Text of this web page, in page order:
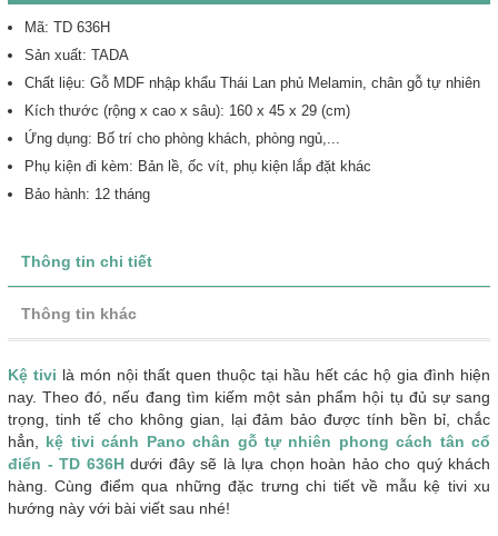
Mã: TD 636H
Sản xuất: TADA
Chất liệu: Gỗ MDF nhập khẩu Thái Lan phủ Melamin, chân gỗ tự nhiên
Kích thước (rộng x cao x sâu): 160 x 45 x 29 (cm)
Ứng dụng: Bố trí cho phòng khách, phòng ngủ,...
Phụ kiện đi kèm: Bản lề, ốc vít, phụ kiện lắp đặt khác
Bảo hành: 12 tháng
Thông tin chi tiết
Thông tin khác
Kệ tivi là món nội thất quen thuộc tại hầu hết các hộ gia đình hiện
nay. Theo đó, nếu đang tìm kiếm một sản phẩm hội tụ đủ sự sang
trọng, tinh tế cho không gian, lại đảm bảo được tính bền bỉ, chắc
hẳn, kệ tivi cánh Pano chân gỗ tự nhiên phong cách tân cổ
điển - TD 636H dưới đây sẽ là lựa chọn hoàn hảo cho quý khách
hàng. Cùng điểm qua những đặc trưng chi tiết về mẫu kệ tivi xu
hướng này với bài viết sau nhé!